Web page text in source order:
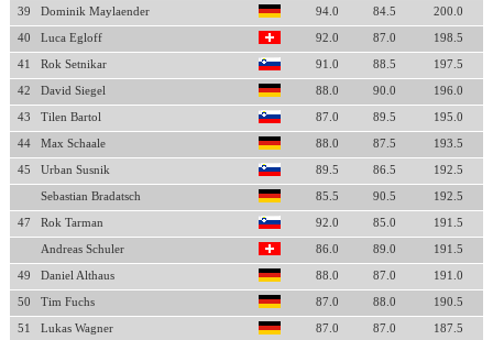
39 Dominik Maylaender 94.0 84.5 200.0
40 Luca Egloff 92.0 87.0 198.5
41 Rok Setnikar 91.0 88.5 197.5
42 David Siegel 88.0 90.0 196.0
43 Tilen Bartol 87.0 89.5 195.0
44 Max Schaale 88.0 87.5 193.5
45 Urban Susnik 89.5 86.5 192.5
Sebastian Bradatsch 85.5 90.5 192.5
47 Rok Tarman 92.0 85.0 191.5
Andreas Schuler 86.0 89.0 191.5
49 Daniel Althaus 88.0 87.0 191.0
50 Tim Fuchs 87.0 88.0 190.5
51 Lukas Wagner 87.0 87.0 187.5